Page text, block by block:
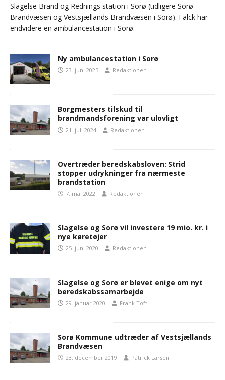
Slagelse Brand og Rednings station i Sorø (tidligere Sorø
Brandvæsen og Vestsjællands Brandvæsen i Sorø). Falck har
endvidere en ambulancestation i Sorø.
Ny ambulancestation i Sorø
23. juni 2025 Redaktionen
Borgmesters tilskud til
brandmandsforening var ulovligt
21. juli 2024 Redaktionen
Overtræder beredskabsloven: Strid
stopper udrykninger fra nærmeste
brandstation
7. maj 2022 Redaktionen
Slagelse og Sorø vil investere 19 mio. kr. i
nye køretøjer
25. juni 2020 Redaktionen
Slagelse og Sorø er blevet enige om nyt
beredskabssamarbejde
29. januar 2020 Frank Toft
Sorø Kommune udtræder af Vestsjællands
Brandvæsen
23. december 2019 Patrick Larsen